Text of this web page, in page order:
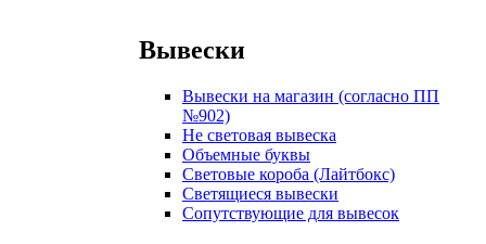
Вывески
Вывески на магазин (согласно ПП
№902)
Не световая вывеска
Объемные буквы
Световые короба (Лайтбокс)
Светящиеся вывески
Сопутствующие для вывесок